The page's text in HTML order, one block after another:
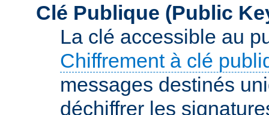
Clé Publique (Public
La clé accessible au
Chiffrement à clé
messages destinés
déchiffrer les